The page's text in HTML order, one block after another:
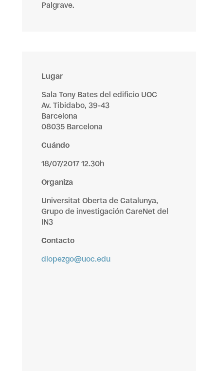
Palgrave.
Lugar
Sala Tony Bates del edificio UOC
Av. Tibidabo, 39-43
Barcelona
08035 Barcelona
Cuándo
18/07/2017 12.30h
Organiza
Universitat Oberta de Catalunya,
Grupo de investigación CareNet del
IN3
Contacto
dlopezgo@uoc.edu